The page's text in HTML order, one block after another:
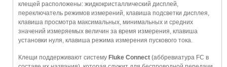
клещей расположены: жидкокристаллический дисплей,
переключатель режимов измерений, клавиша подсветки дисплея,
клавиша просмотра максимальных, минимальных и средних
значений измеряемых величин за время измерения, клавиша
установки нуля, клавиша режима измерения пускового тока.
Клещи поддерживают систему Fluke Connect (аббревиатура FC в